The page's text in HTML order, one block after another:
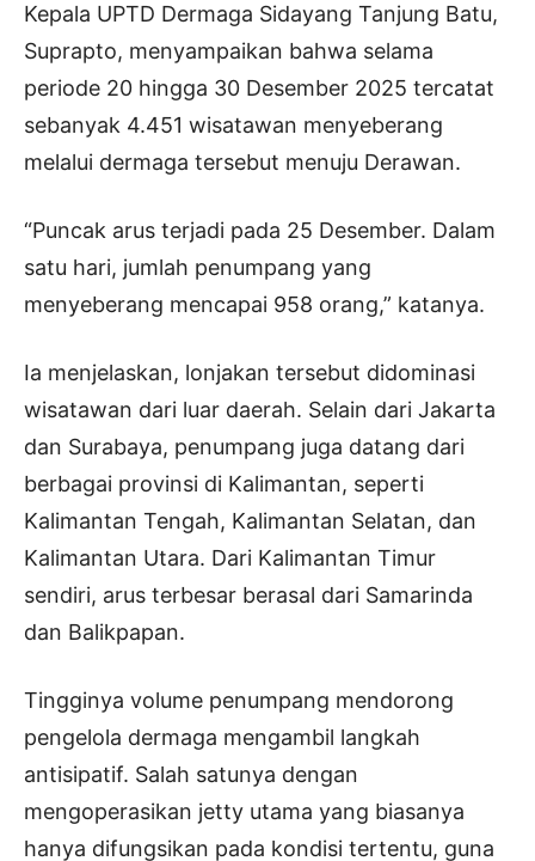
Kepala UPTD Dermaga Sidayang Tanjung Batu,
Suprapto, menyampaikan bahwa selama
periode 20 hingga 30 Desember 2025 tercatat
sebanyak 4.451 wisatawan menyeberang
melalui dermaga tersebut menuju Derawan.
“Puncak arus terjadi pada 25 Desember. Dalam
satu hari, jumlah penumpang yang
menyeberang mencapai 958 orang,” katanya.
Ia menjelaskan, lonjakan tersebut didominasi
wisatawan dari luar daerah. Selain dari Jakarta
dan Surabaya, penumpang juga datang dari
berbagai provinsi di Kalimantan, seperti
Kalimantan Tengah, Kalimantan Selatan, dan
Kalimantan Utara. Dari Kalimantan Timur
sendiri, arus terbesar berasal dari Samarinda
dan Balikpapan.
Tingginya volume penumpang mendorong
pengelola dermaga mengambil langkah
antisipatif. Salah satunya dengan
mengoperasikan jetty utama yang biasanya
hanya difungsikan pada kondisi tertentu, guna